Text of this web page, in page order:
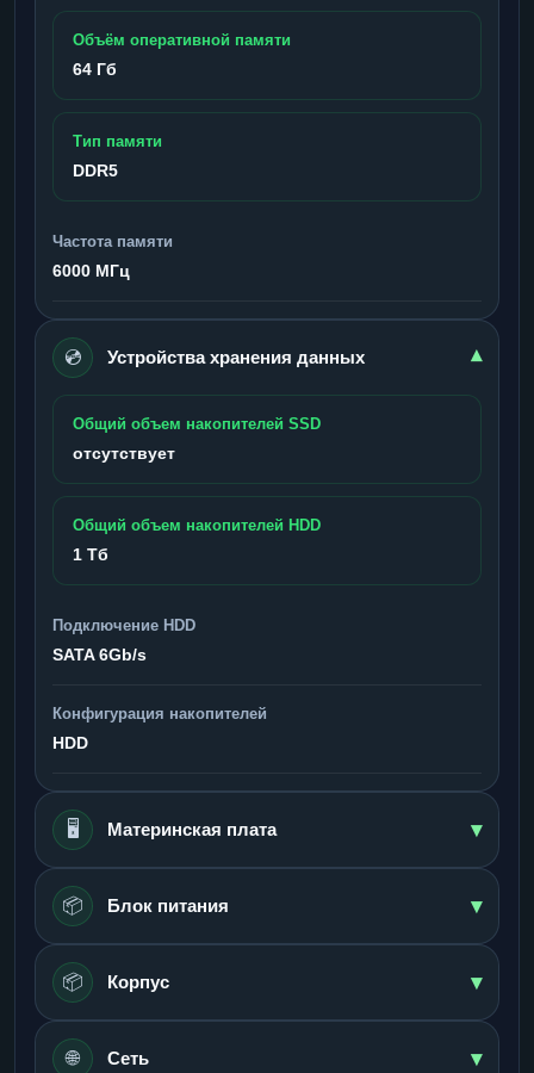
Объём оперативной памяти
64 Гб
Тип памяти
DDR5
Частота памяти
6000 МГц
💿 Устройства хранения данных ▾
Общий объем накопителей SSD
отсутствует
Общий объем накопителей HDD
1 Тб
Подключение HDD
SATA 6Gb/s
Конфигурация накопителей
HDD
🖥️ Материнская плата ▾
📦 Блок питания ▾
📦 Корпус ▾
🌐 Сеть ▾